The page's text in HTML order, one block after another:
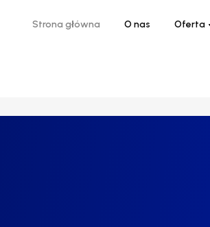
Strona główna O nas Oferta